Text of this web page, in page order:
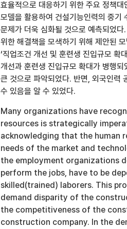
효율적으로 대응하기 위한 주요 정책
모델을 활용하여 건설기능인력의 중기
문제가 더욱 심화될 것으로 예측되었
위한 해결책을 모색하기 위해 제안된 모
‘직업조건 개선 및 훈련생 진입규모 확
개선과 훈련생 진입규모 확대가 병행
큰 것으로 파악되었다. 반면, 외국인력
수 있음을 알 수 있었다.
Many organizations have
resources is strategically
acknowledging that the human
needs of the market and
the employment organizations
perform the jobs, have to be
skilled(trained) laborers. This
demand disparity of the
the competitiveness of the
construction company. In the